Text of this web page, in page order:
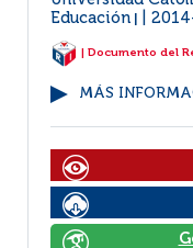
Educación
| Documento del
MÁS